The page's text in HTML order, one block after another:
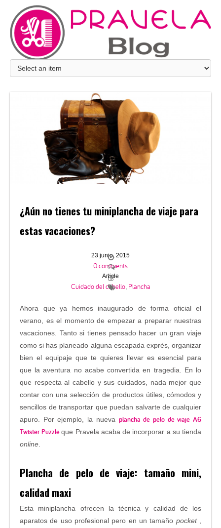
¿Aún no tienes tu miniplancha de viaje para
estas vacaciones?
23 junio, 2015
0 comments
Article
Cuidado del cabello, Plancha
Ahora que ya hemos inaugurado de forma oficial el
verano, es el momento de empezar a preparar nuestras
vacaciones. Tanto si tienes pensado hacer un gran viaje
como si has planeado alguna escapada exprés, organizar
bien el equipaje que te quieres llevar es esencial para
que la aventura no acabe convertida en tragedia. En lo
que respecta al cabello y sus cuidados, nada mejor que
contar con una selección de productos útiles, cómodos y
sencillos de transportar que puedan salvarte de cualquier
apuro. Por ejemplo, la nueva plancha de pelo de viaje A6
Twister Puzzle que Pravela acaba de incorporar a su tienda
online.
Plancha de pelo de viaje: tamaño mini,
calidad maxi
Esta miniplancha ofrecen la técnica y calidad de los
aparatos de uso profesional pero en un tamaño pocket ,